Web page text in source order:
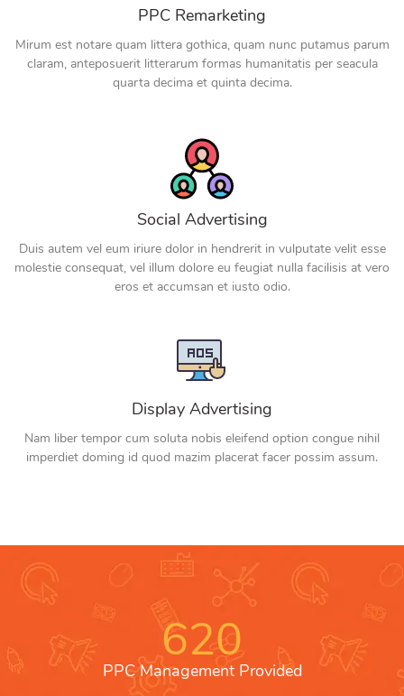
PPC Remarketing
Mirum est notare quam littera gothica, quam nunc putamus parum
claram, anteposuerit litterarum formas humanitatis per seacula
quarta decima et quinta decima.
Social Advertising
Duis autem vel eum iriure dolor in hendrerit in vulputate velit esse
molestie consequat, vel illum dolore eu feugiat nulla facilisis at vero
eros et accumsan et iusto odio.
Display Advertising
Nam liber tempor cum soluta nobis eleifend option congue nihil
imperdiet doming id quod mazim placerat facer possim assum.
620
PPC Management Provided